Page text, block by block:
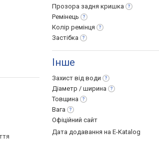
Прозора задня кришка
Ремінець
Колір ремінця
Застібка
Інше
Захист від води
Діаметр / ширина
Товщина
Вага
Офіційний сайт
Дата додавання на E-Katalog